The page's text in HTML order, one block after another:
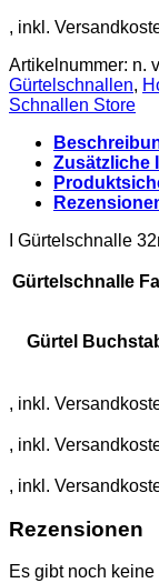
Artikelnummer: n.
Gürtelschnallen,
Schnallen Store
Zusätzliche
I Gürtelschnalle
Gürtelschnalle
Gürtel
Rezensionen
Es gibt noch